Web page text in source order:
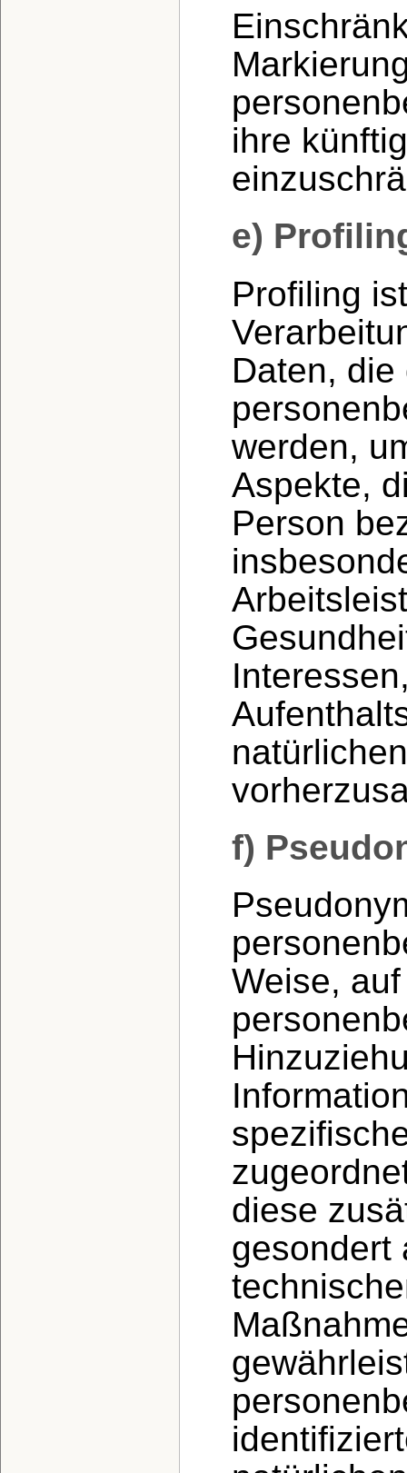
ihre
e)
Profiling
Daten,
werden,
Aspekte,
Person
f)
Weise,
diese
gesondert